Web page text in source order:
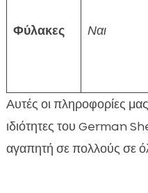
Φύλακες Ναι
Αυτές οι πληροφορίες
ιδιότητες του German
αγαπητή σε πολλούς σε